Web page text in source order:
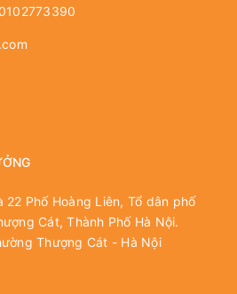
Phố Hoàng Liên, Tổ dân phố
Cát, Thành Phố Hà Nội.
Thượng Cát - Hà Nội